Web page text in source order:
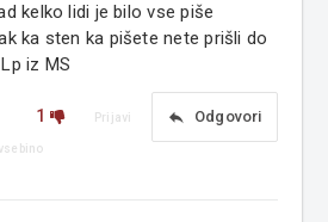
kelko lidi je bilo vse piše
ka sten ka pišete nete prišli do
iz MS
1 reply Odgovori
Prijavi